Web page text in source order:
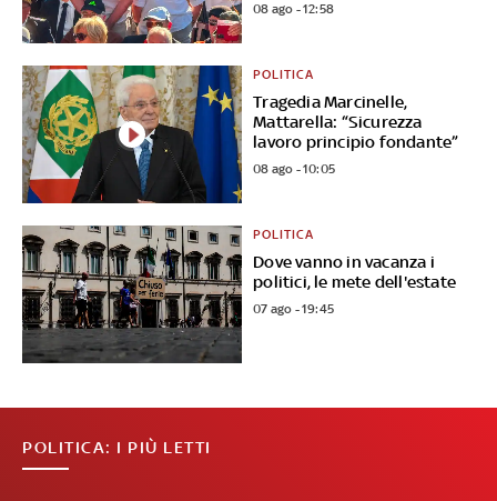
08 ago - 12:58
Tragedia Marcinelle,
Mattarella: “Sicurezza
lavoro principio fondante”
POLITICA
08 ago - 10:05
Dove vanno in vacanza i
politici, le mete dell'estate
POLITICA
07 ago - 19:45
POLITICA: I PIÙ LETTI